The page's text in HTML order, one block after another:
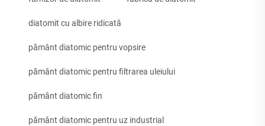
diatomit cu albire ridicată
pământ diatomic pentru vopsire
pământ diatomic pentru filtrarea uleiului
pământ diatomic fin
pământ diatomic pentru uz industrial